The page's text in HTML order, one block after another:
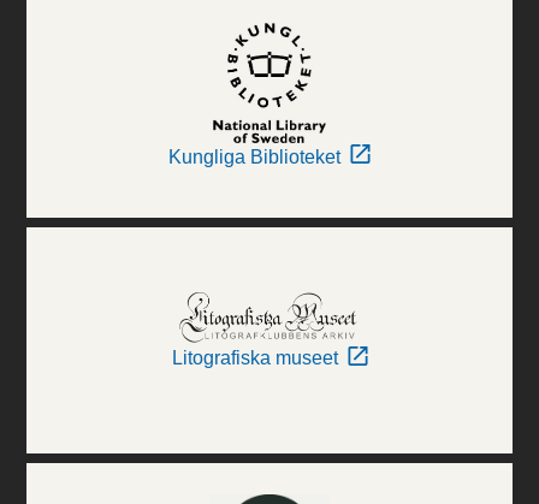
Kungliga Biblioteket
Litografiska museet